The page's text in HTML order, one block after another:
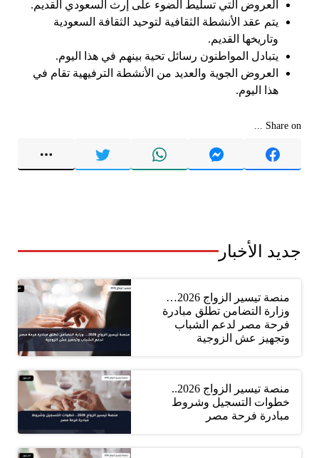
العروض التي تسليط الضوء على إرث السعودي القديم.
يتم عقد الأنشطة الثقافية لتوحيد الثقافة السعودية
وتاريخها القديم.
يتبادل المواطنون رسائل تحية بينهم في هذا اليوم.
العروض الجوية والعديد من الأنشطة الترفيهية تقام في
هذا اليوم.
Share on ...
جديد الأخبار
منصة تيسير الزواج 2026…
وزارة التضامن تطلق مبادرة
فرحة مصر لدعم الشباب
وتجهيز عش الزوجية
منصة تيسير الزواج 2026..
خطوات التسجيل وشروط
مبادرة فرحة مصر